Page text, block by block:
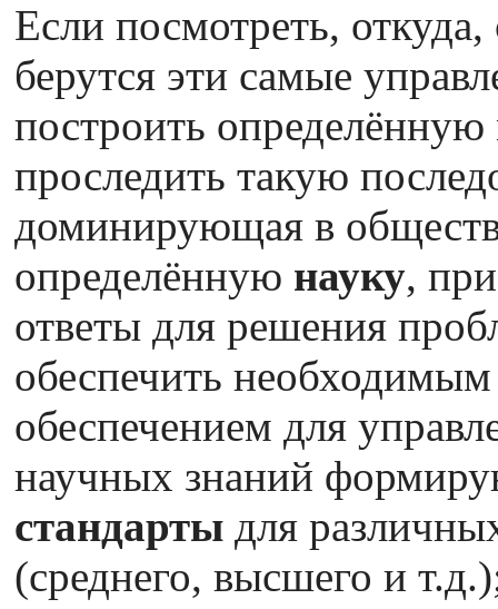
Если посмотреть, откуда,
берутся эти самые
построить определённую
проследить такую
доминирующая в
определённую науку,
ответы для решения
обеспечить
обеспечением для
научных знаний
стандарты для
(среднего, высшего и